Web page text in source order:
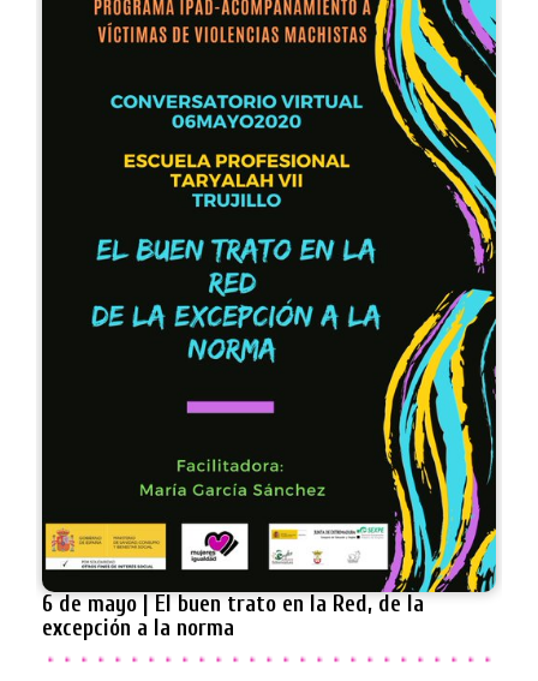
6 de mayo | El buen trato en la Red, de la
excepción a la norma